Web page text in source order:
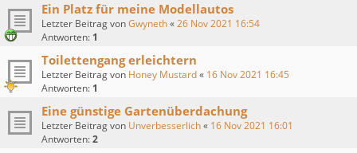
Ein Platz für meine Modellautos
Letzter Beitrag vonGwyneth«26 Nov 2021 16:54
Antworten: 1
Toilettengang erleichtern
Letzter Beitrag von Honey Mustard« 16 Nov 2021 16:45
Antworten: 1
Eine günstige Gartenüberdachung
Letzter Beitrag von Unverbesserlich« 16 Nov 2021 16:01
Antworten:2